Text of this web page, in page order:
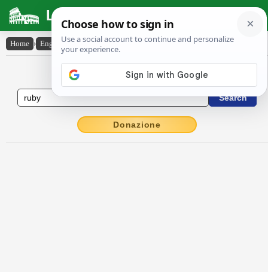
Latin Dictionary
Home › English-Latin › ruby
English to Latin Dictionary
Donazione